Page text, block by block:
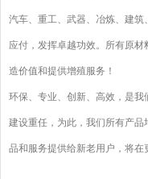
汽车、重工、武器、冶炼、建
应付，发挥卓越功效。所有原
造价值和提供增殖服务！
环保、专业、创新、高效，是
建设重任，为此，我们所有产
品和服务提供给新老用户，将